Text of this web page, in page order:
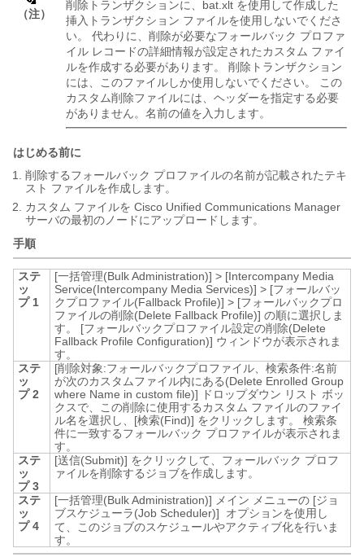
（注）
削除トランザクションに、bat.xlt を使用して作成した
挿入トランザクション ファイルを使用しないでくださ
い。 代わりに、削除が必要なフォールバック プロファ
イル レコードの詳細情報が設定されたカスタム ファイ
ルを作成する必要があります。 削除トランザクション
には、このファイルしか使用しないでください。 この
カスタム削除ファイルには、ヘッダーを指定する必要
がありません。名前の値を入力します。
はじめる前に
削除するフォールバック プロファイルの名前が記載されたテキ
スト ファイルを作成します。
カスタム ファイルを Cisco Unified Communications Manager
サーバの最初のノードにアップロードします。
手順
ステ
ッ
プ 1
[一括管理(Bulk Administration)] > [Intercompany Media
Service(Intercompany Media Services)] > [フォールバッ
クプロファイル(Fallback Profile)] > [フォールバックプロ
ファイルの削除(Delete Fallback Profile)] の順に選択しま
す。 [フォールバックプロファイル設定の削除(Delete
Fallback Profile Configuration)] ウィンドウが表示されま
す。
ステ
ッ
プ 2
[削除対象:フォールバックプロファイル、検索条件:名前
が次のカスタムファイル内にある(Delete Enrolled Group
where Name in custom file)]
ドロップダウン リスト ボッ
クスで、この削除に使用するカスタム ファイルのファイ
ル名を選択し、 [検索(Find)] をクリックします。 検索条
件に一致するフォールバック プロファイルが表示されま
す。
ステ
ッ
プ 3
[送信(Submit)] をクリックして、フォールバック プロフ
ァイルを削除するジョブを作成します。
ステ
ッ
プ 4
[一括管理(Bulk Administration)] メイン メニューの [ジョ
ブスケジューラ(Job Scheduler)]
オプションを使用し
て、このジョブのスケジュールやアクティブ化を行いま
す。